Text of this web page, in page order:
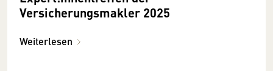
Versicherungsmakler 2025
Weiterlesen